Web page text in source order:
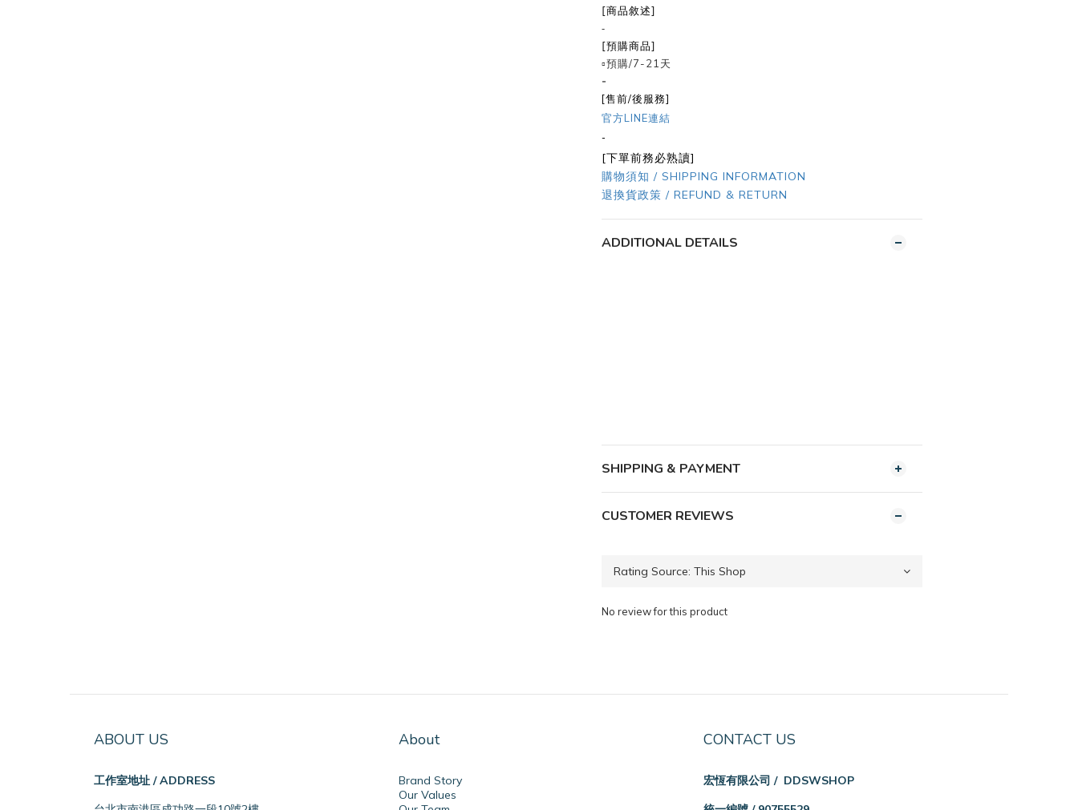
[商品敘述]
-
[預購商品]
▫️預購/7-21天
-
[售前/後服務]
官方LINE連結
-
[下單前務必熟讀]
購物須知 / SHIPPING INFORMATION
退換貨政策 / REFUND & RETURN
ADDITIONAL DETAILS
SHIPPING & PAYMENT
CUSTOMER REVIEWS
No review for this product
ABOUT US
工作室地址 / ADDRESS
About
Brand Story
Our Values
CONTACT US
宏恆有限公司 / DDSWSHOP